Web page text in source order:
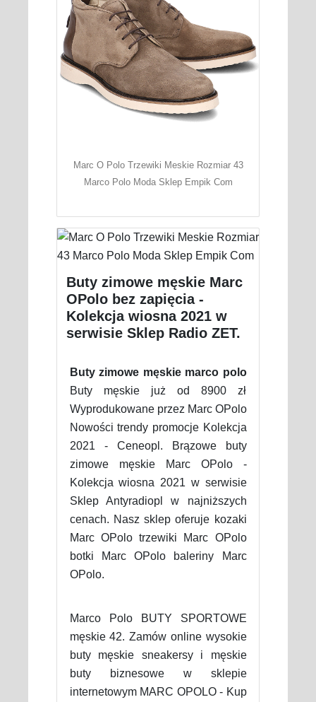
Marc O Polo Trzewiki Meskie Rozmiar 43
Marco Polo Moda Sklep Empik Com
Buty zimowe męskie Marc
OPolo bez zapięcia -
Kolekcja wiosna 2021 w
serwisie Sklep Radio ZET.
Buty zimowe męskie marco polo
Buty męskie już od 8900 zł
Wyprodukowane przez Marc OPolo
Nowości trendy promocje Kolekcja
2021 - Ceneopl. Brązowe buty
zimowe męskie Marc OPolo -
Kolekcja wiosna 2021 w serwisie
Sklep Antyradiopl w najniższych
cenach. Nasz sklep oferuje kozaki
Marc OPolo trzewiki Marc OPolo
botki Marc OPolo baleriny Marc
OPolo.
Marco Polo BUTY SPORTOWE
męskie 42. Zamów online wysokie
buty męskie sneakersy i męskie
buty biznesowe w sklepie
internetowym MARC OPOLO - Kup